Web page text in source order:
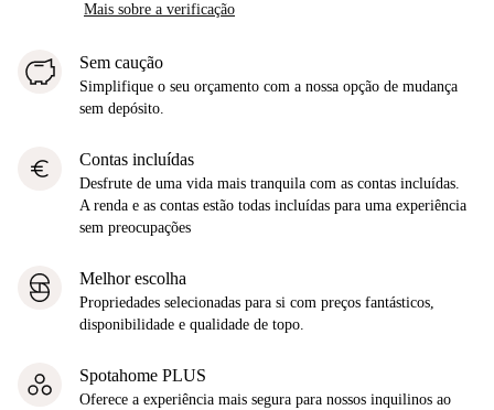
Mais sobre a verificação
Sem caução
Simplifique o seu orçamento com a nossa opção de mudança
sem depósito.
euro Contas incluídas
Desfrute de uma vida mais tranquila com as contas incluídas.
A renda e as contas estão todas incluídas para uma experiência
sem preocupações
Melhor escolha
Propriedades selecionadas para si com preços fantásticos,
disponibilidade e qualidade de topo.
Spotahome PLUS
Oferece a experiência mais segura para nossos inquilinos ao